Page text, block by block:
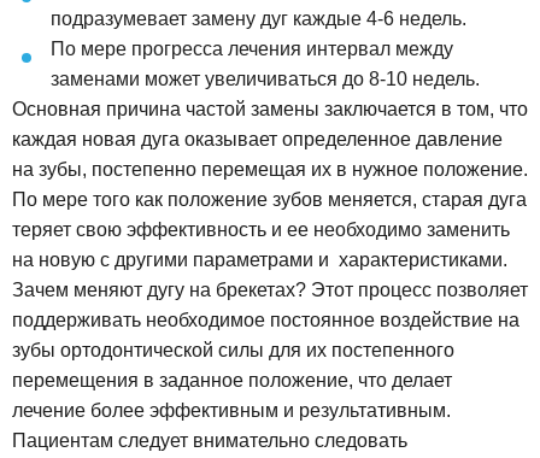
подразумевает замену дуг каждые 4-6 недель.
По мере прогресса лечения интервал между
заменами может увеличиваться до 8-10 недель.
Основная причина частой замены заключается в том, что
каждая новая дуга оказывает определенное давление
на зубы, постепенно перемещая их в нужное положение.
По мере того как положение зубов меняется, старая дуга
теряет свою эффективность и ее необходимо заменить
на новую с другими параметрами и характеристиками.
Зачем меняют дугу на брекетах? Этот процесс позволяет
поддерживать необходимое постоянное воздействие на
зубы ортодонтической силы для их постепенного
перемещения в заданное положение, что делает
лечение более эффективным и результативным.
Пациентам следует внимательно следовать